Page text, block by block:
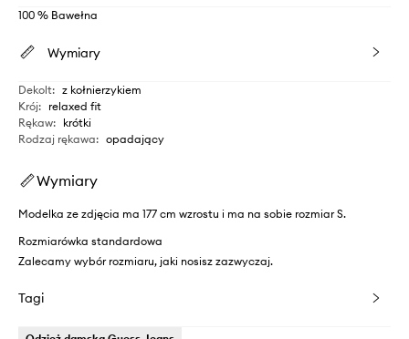
100 % Bawełna
Wymiary
Dekolt: z kołnierzykiem
Krój: relaxed fit
Rękaw: krótki
Rodzaj rękawa: opadający
Wymiary
Modelka ze zdjęcia ma 177 cm wzrostu i ma na sobie rozmiar S.
Rozmiarówka standardowa
Zalecamy wybór rozmiaru, jaki nosisz zazwyczaj.
Tagi